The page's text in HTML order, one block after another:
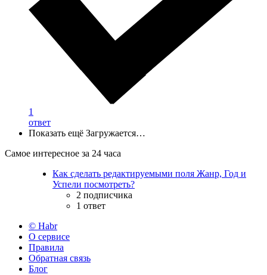
1
ответ
Показать ещё Загружается…
Самое интересное за 24 часа
Как сделать редактируемыми поля Жанр, Год и
Успели посмотреть?
2 подписчика
1 ответ
© Habr
О сервисе
Правила
Обратная связь
Блог